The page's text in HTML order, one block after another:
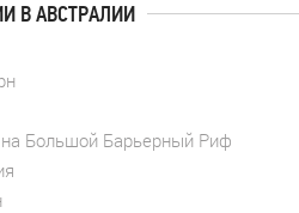
В АВСТРАЛИИ
Большой Барьерный Риф